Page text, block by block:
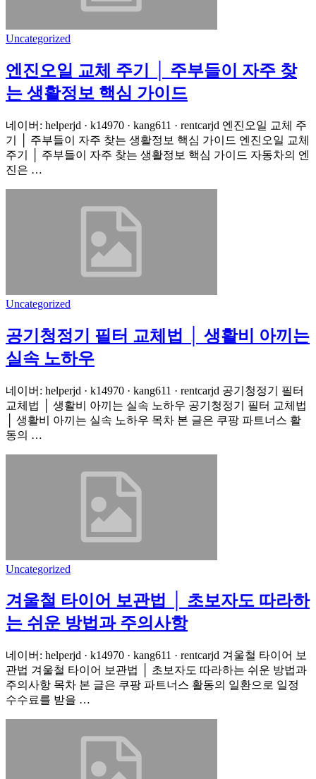
Uncategorized
엔진오일 교체 주기 │ 주부들이 자주 찾
는 생활정보 핵심 가이드
네이버: helperjd · k14970 · kang611 · rentcarjd 엔진오일 교체 주
기 │ 주부들이 자주 찾는 생활정보 핵심 가이드 엔진오일 교체
주기 │ 주부들이 자주 찾는 생활정보 핵심 가이드 자동차의 엔
진은 …
Uncategorized
공기청정기 필터 교체법 │ 생활비 아끼는
실속 노하우
네이버: helperjd · k14970 · kang611 · rentcarjd 공기청정기 필터
교체법 │ 생활비 아끼는 실속 노하우 공기청정기 필터 교체법
│ 생활비 아끼는 실속 노하우 목차 본 글은 쿠팡 파트너스 활
동의 …
Uncategorized
겨울철 타이어 보관법 │ 초보자도 따라하
는 쉬운 방법과 주의사항
네이버: helperjd · k14970 · kang611 · rentcarjd 겨울철 타이어 보
관법 겨울철 타이어 보관법 │ 초보자도 따라하는 쉬운 방법과
주의사항 목차 본 글은 쿠팡 파트너스 활동의 일환으로 일정
수수료를 받을 …